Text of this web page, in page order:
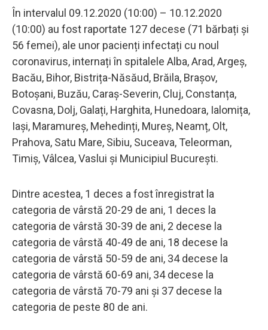
În intervalul 09.12.2020 (10:00) – 10.12.2020
(10:00) au fost raportate 127 decese (71 bărbați și
56 femei), ale unor pacienți infectați cu noul
coronavirus, internați în spitalele Alba, Arad, Argeș,
Bacău, Bihor, Bistrița-Năsăud, Brăila, Brașov,
Botoșani, Buzău, Caraș-Severin, Cluj, Constanța,
Covasna, Dolj, Galați, Harghita, Hunedoara, Ialomița,
Iași, Maramureș, Mehedinți, Mureș, Neamț, Olt,
Prahova, Satu Mare, Sibiu, Suceava, Teleorman,
Timiș, Vâlcea, Vaslui și Municipiul București.
Dintre acestea, 1 deces a fost înregistrat la
categoria de vârstă 20-29 de ani, 1 deces la
categoria de vârstă 30-39 de ani, 2 decese la
categoria de vârstă 40-49 de ani, 18 decese la
categoria de vârstă 50-59 de ani, 34 decese la
categoria de vârstă 60-69 ani, 34 decese la
categoria de vârstă 70-79 ani și 37 decese la
categoria de peste 80 de ani.